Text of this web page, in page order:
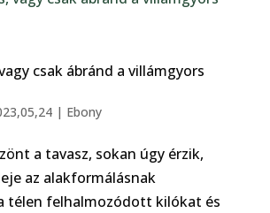
csak ábránd a villámgyors
| Ebony
a tavasz, sokan úgy érzik,
az alakformálásnak
télen felhalmozódott kilókat és